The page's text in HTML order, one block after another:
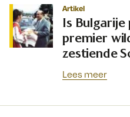
Artikel
Is Bulgarije
premier
zestiende
Lees meer